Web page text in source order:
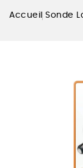
Accueil Sonde